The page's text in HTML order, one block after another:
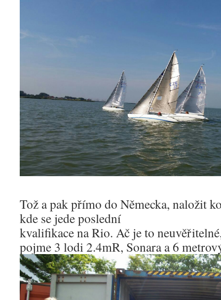
Tož a pak přímo do Německa, naložit
kde se jede poslední
kvalifikace na Rio. Ač je to
pojme 3 lodi 2.4mR, Sonara a 6